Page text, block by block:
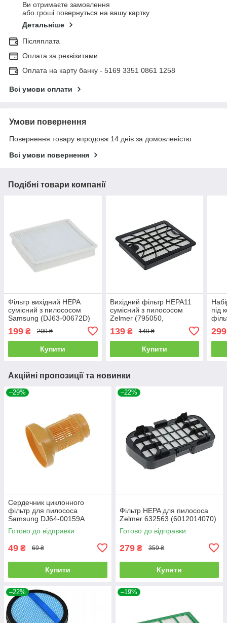
Ви отримаєте замовлення
або гроші повернуться на вашу картку
Детальніше
Післяплата
Оплата за реквізитами
Оплата на карту банку - 5169 3351 0861 1258
Всі умови оплати
Умови повернення
Повернення товару впродовж 14 днів за домовленістю
Всі умови повернення
Подібні товари компанії
Фільтр вихідний HEPA
сумісний з пилососом
Samsung (DJ63-00672D)
199 ₴ 209 ₴
Купити
Вихідний фільтр HEPA11
сумісний з пилососом
Zelmer (795050,
139₴ 149 ₴
Купити
під
299
Акційні пропозиції та новинки
–29%
Сердечник циклонного
фільтр для пилососа
Samsung DJ64-00159A
Готово до відправки
49 ₴ 69 ₴
Купити
–22%
Фільтр HEPA для пилососа
Zelmer 632563 (6012014070)
Готово до відправки
279 ₴ 359 ₴
Купити
–22% –19%